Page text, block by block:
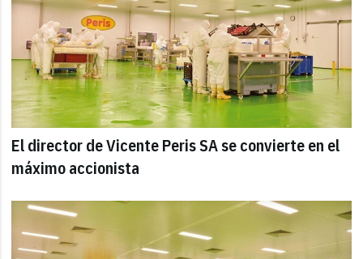
El director de Vicente Peris SA se convierte en el
máximo accionista